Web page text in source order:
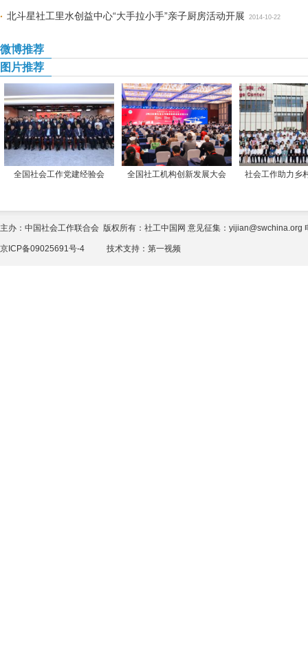
北斗星社工里水创益中心“大手拉小手”亲子厨房活动开展 2014-10-22
微博推荐
图片推荐
全国社会工作党建经验会 全国社工机构创新发展大会 社会工作助力乡
主办：中国社会工作联合会 版权所有：社工中国网 意见征集：yijian@swchina.org
京ICP备09025691号-4 技术支持： 第一视频